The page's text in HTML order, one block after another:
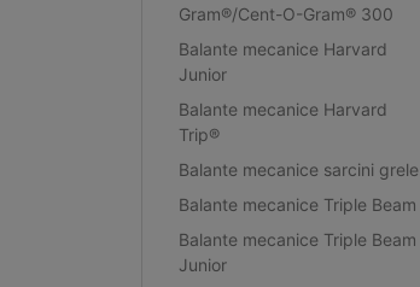
Gram®/Cent-O-Gram® 300
Balante mecanice Harvard
Junior
Balante mecanice Harvard
Trip®
Balante mecanice sarcini grele
Balante mecanice Triple Beam
Balante mecanice Triple Beam
Junior